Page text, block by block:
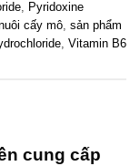
Pyridoxine
cấy mô sản phẩm
Vitamin B6
cung cấp